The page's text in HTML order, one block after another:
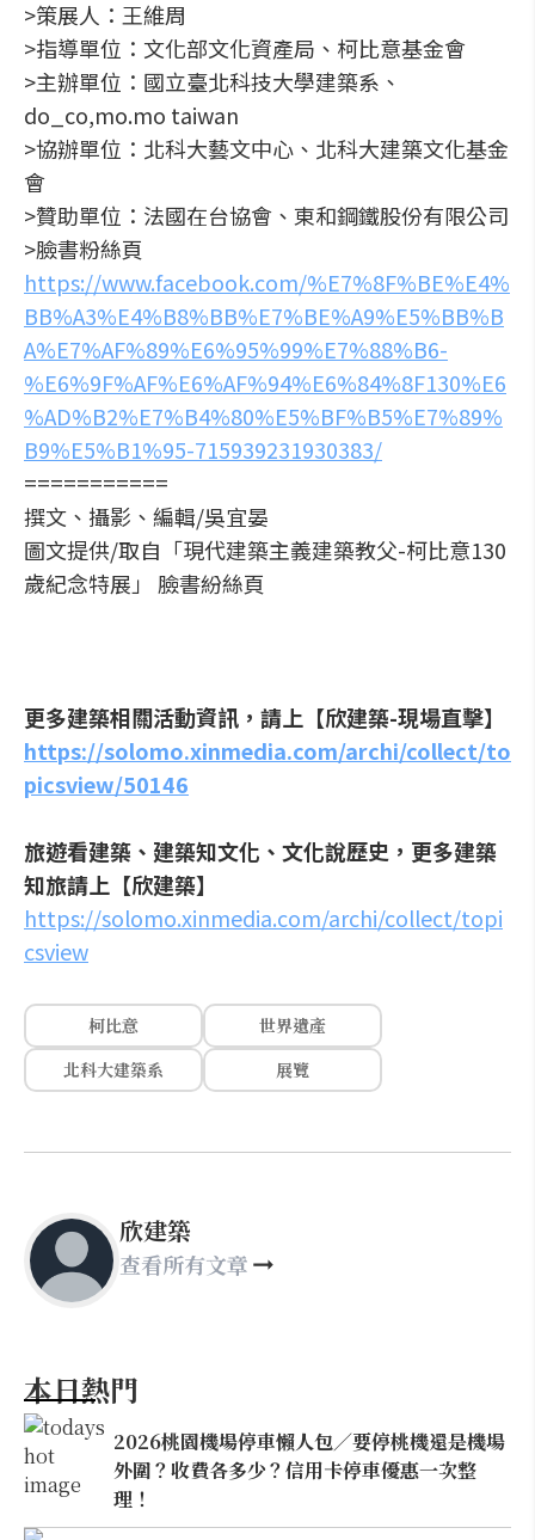
>策展人：王維周
>指導單位：文化部文化資產局、柯比意基金會
>主辦單位：國立臺北科技大學建築系、
do_co,mo.mo taiwan
>協辦單位：北科大藝文中心、北科大建築文化基金
會
>贊助單位：法國在台協會、東和鋼鐵股份有限公司
>臉書粉絲頁
https://www.facebook.com/%E7%8F%BE%E4%
BB%A3%E4%B8%BB%E7%BE%A9%E5%BB%B
A%E7%AF%89%E6%95%99%E7%88%B6-
%E6%9F%AF%E6%AF%94%E6%84%8F130%E6
%AD%B2%E7%B4%80%E5%BF%B5%E7%89%
B9%E5%B1%95-715939231930383/
===========
撰文、攝影、編輯/吳宜晏
圖文提供/取自「現代建築主義建築教父-柯比意130
歲紀念特展」 臉書紛絲頁
更多建築相關活動資訊，請上【欣建築-現場直擊】
https://solomo.xinmedia.com/archi/collect/to
picsview/50146
旅遊看建築、建築知文化、文化說歷史，更多建築
知旅請上【欣建築】
https://solomo.xinmedia.com/archi/collect/topi
csview
柯比意
世界遺產
北科大建築系
展覽
欣建築
查看所有文章
本日熱門
2026桃園機場停車懶人包／要停桃機還是機場
外圍？收費各多少？信用卡停車優惠一次整
理！